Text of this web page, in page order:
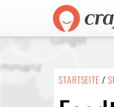
STARTSEITE /